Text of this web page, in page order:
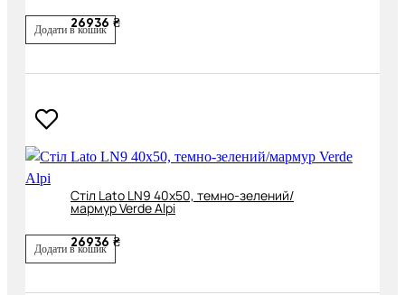
26936 ₴
Додати в кошик
Cтіл Lato LN9 40x50, темно-зелений/
мармур Verde Alpi
26936 ₴
Додати в кошик